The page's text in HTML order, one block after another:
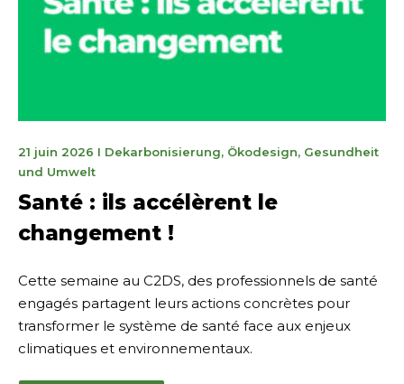
21 juin 2026 30
juin
2026
I Dekarbonisierung, Ökodesign, Gesundheit
und Umwelt
Santé : ils accélèrent le
changement !
Cette semaine au C2DS, des professionnels de santé
engagés partagent leurs actions concrètes pour
transformer le système de santé face aux enjeux
climatiques et environnementaux.